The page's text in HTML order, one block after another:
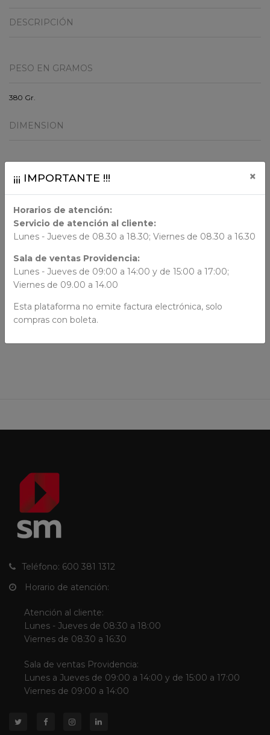
DESCRIPCIÓN
PESO EN GRAMOS
380 Gr.
DIMENSION
AUTORES
Teléfono: 600 381 1312
Horario de atención:
Atención al cliente:
Lunes - Jueves de 08:30 a 18:00
Viernes de 08:30 a 16:30
Sala de ventas Providencia:
Lunes a Jueves de 09:00 a 14:00 y de 15:00 a 17:00
Viernes de 09:00 a 14:00
¡¡¡ IMPORTANTE !!! ×
Horarios de atención:
Servicio de atención al cliente:
Lunes - Jueves de 08.30 a 18.30; Viernes de 08.30 a 16.30
Sala de ventas Providencia:
Lunes - Jueves de 09:00 a 14:00 y de 15:00 a 17:00;
Viernes de 09.00 a 14.00
Esta plataforma no emite factura electrónica, solo
compras con boleta.